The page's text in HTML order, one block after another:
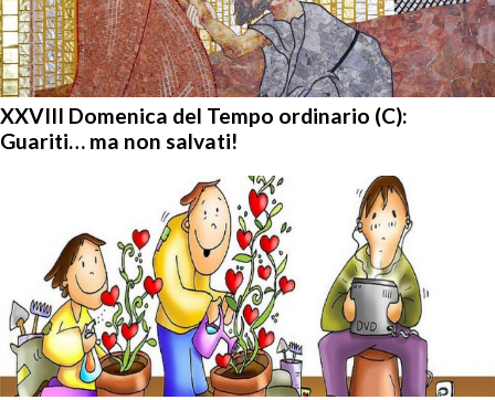
XXVIII Domenica del Tempo ordinario (C):
Guariti… ma non salvati!